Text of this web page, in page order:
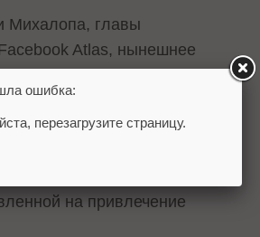
главы
Atlas, нынешнее
негативным
пользователей, связанным в
ретаргетингом. Он считает,
на привлечение
ошибка:
перезагрузите страницу.